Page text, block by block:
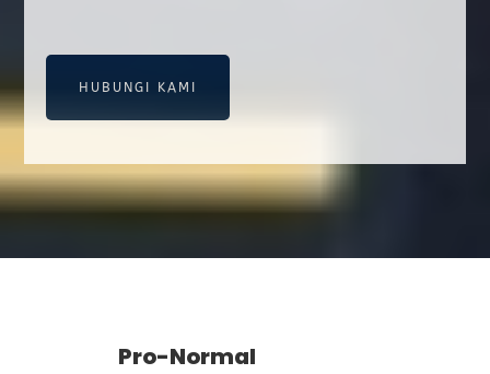
HUBUNGI KAMI
Pro-Normal